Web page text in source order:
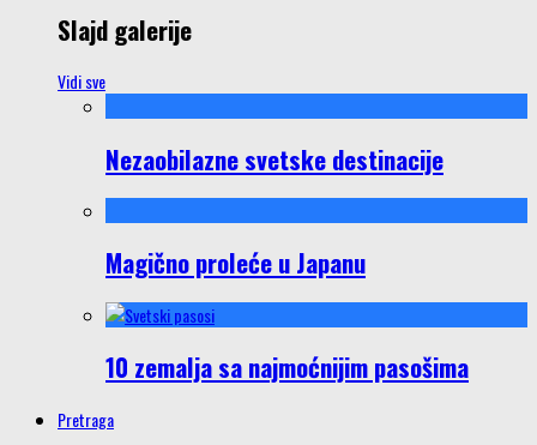
Slajd galerije
Vidi sve
Nezaobilazne svetske destinacije
Magično proleće u Japanu
10 zemalja sa najmoćnijim pasošima
Pretraga